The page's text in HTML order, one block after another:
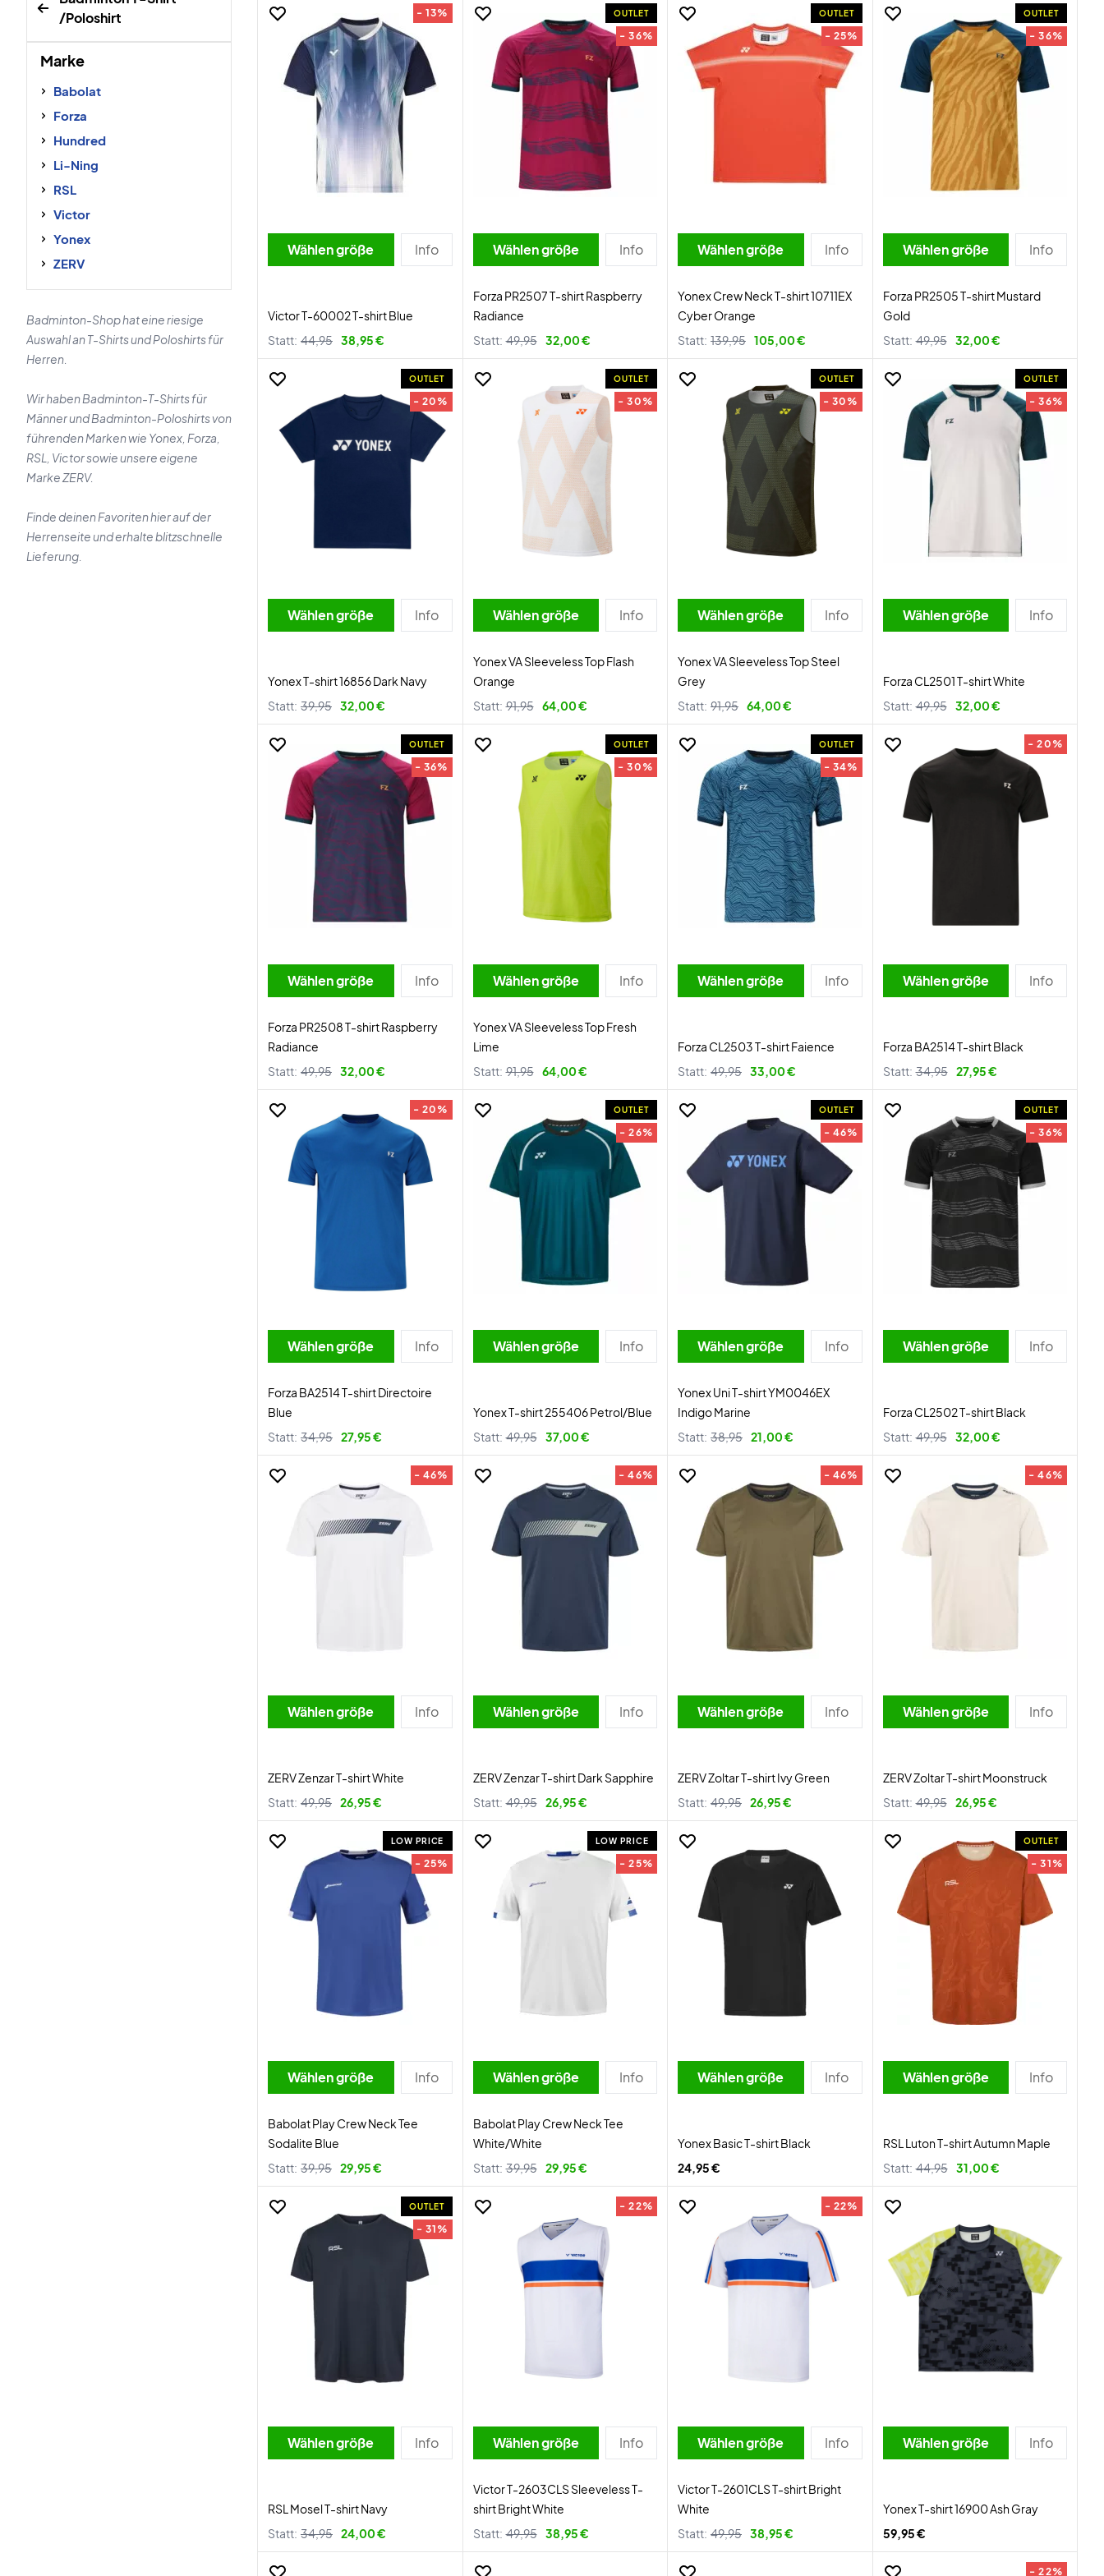
/Poloshirt
Marke
Babolat
Forza
Hundred
Li-Ning
RSL
Victor
Yonex
ZERV
Badminton-Shop hat eine riesige
Auswahl an T-Shirts und Poloshirts für
Herren.
Wir haben Badminton-T-Shirts für
Männer und Badminton-Poloshirts von
führenden Marken wie Yonex, Forza,
RSL, Victor sowie unsere eigene
Marke ZERV.
Finde deinen Favoriten hier auf der
Herrenseite und erhalte blitzschnelle
Lieferung.
- 13%
Wählen größe Info
Victor T-60002 T-shirt Blue
Statt: 44,95 38,95 €
OUTLET
- 36%
Wählen größe Info
Forza PR2507 T-shirt Raspberry
Radiance
Statt: 49,95 32,00 €
OUTLET
- 25%
Wählen größe Info
Yonex Crew Neck T-shirt 10711EX
Cyber Orange
Statt: 139,95 105,00 €
OUTLET
- 36%
Wählen größe Info
Forza PR2505 T-shirt Mustard
Gold
Statt: 49,95 32,00 €
OUTLET
- 20%
Wählen größe Info
Yonex T-shirt 16856 Dark Navy
Statt: 39,95 32,00 €
OUTLET
- 30%
Wählen größe Info
Yonex VA Sleeveless Top Flash
Orange
Statt: 91,95 64,00 €
OUTLET
- 30%
Wählen größe Info
Yonex VA Sleeveless Top Steel
Grey
Statt: 91,95 64,00 €
OUTLET
- 36%
Wählen größe Info
Forza CL2501 T-shirt White
Statt: 49,95 32,00 €
OUTLET
- 36%
Wählen größe Info
Forza PR2508 T-shirt Raspberry
Radiance
Statt: 49,95 32,00 €
OUTLET
- 30%
Wählen größe Info
Yonex VA Sleeveless Top Fresh
Lime
Statt: 91,95 64,00 €
OUTLET
- 34%
Wählen größe Info
Forza CL2503 T-shirt Faience
Statt: 49,95 33,00 €
- 20%
Wählen größe Info
Forza BA2514 T-shirt Black
Statt: 34,95 27,95 €
- 20%
Wählen größe Info
Forza BA2514 T-shirt Directoire
Blue
Statt: 34,95 27,95 €
OUTLET
- 26%
Wählen größe Info
Yonex T-shirt 255406 Petrol/Blue
Statt: 49,95 37,00 €
OUTLET
- 46%
Wählen größe Info
Yonex Uni T-shirt YM0046EX
Indigo Marine
Statt: 38,95 21,00 €
OUTLET
- 36%
Wählen größe Info
Forza CL2502 T-shirt Black
Statt: 49,95 32,00 €
- 46%
Wählen größe Info
ZERV Zenzar T-shirt White
Statt: 49,95 26,95 €
- 46%
Wählen größe Info
ZERV Zenzar T-shirt Dark Sapphire
Statt: 49,95 26,95 €
- 46%
Wählen größe Info
ZERV Zoltar T-shirt Ivy Green
Statt: 49,95 26,95 €
- 46%
Wählen größe Info
ZERV Zoltar T-shirt Moonstruck
Statt: 49,95 26,95 €
LOW PRICE
- 25%
Wählen größe Info
Babolat Play Crew Neck Tee
Sodalite Blue
Statt: 39,95 29,95 €
LOW PRICE
- 25%
Wählen größe Info
Babolat Play Crew Neck Tee
White/White
Statt: 39,95 29,95 €
Wählen größe Info
Yonex Basic T-shirt Black
24,95 €
OUTLET
- 31%
Wählen größe Info
RSL Luton T-shirt Autumn Maple
Statt: 44,95 31,00 €
OUTLET
- 31%
Wählen größe Info
RSL Mosel T-shirt Navy
Statt: 34,95 24,00 €
- 22%
Wählen größe Info
Victor T-2603CLS Sleeveless T-
shirt Bright White
Statt: 49,95 38,95 €
- 22%
Wählen größe Info
Victor T-2601CLS T-shirt Bright
White
Statt: 49,95 38,95 €
Wählen größe Info
Yonex T-shirt 16900 Ash Gray
59,95 €
- 22%